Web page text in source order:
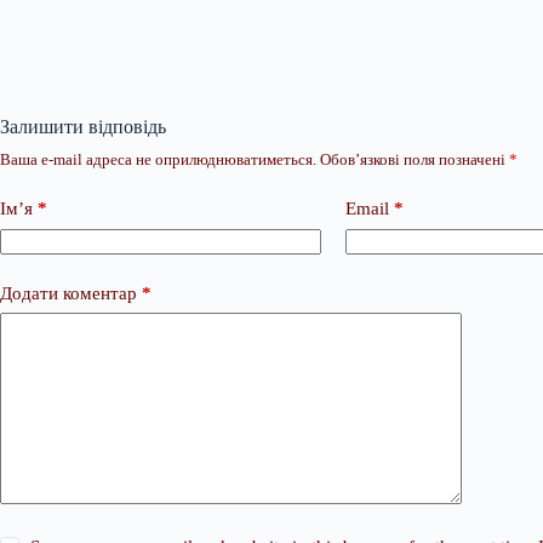
Залишити відповідь
Ваша e-mail адреса не оприлюднюватиметься. Обов’язкові поля позначені *
Ім’я * Email *
Додати коментар *